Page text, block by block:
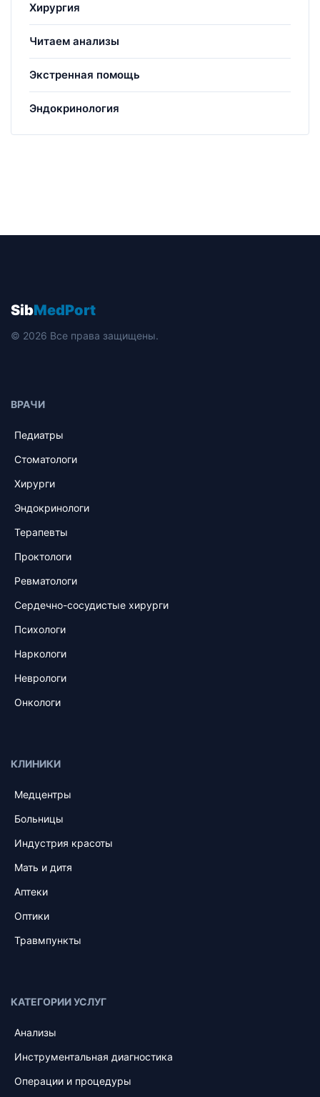
Хирургия
Читаем анализы
Экстренная помощь
Эндокринология
SibMedPort
© 2026 Все права защищены.
ВРАЧИ
Педиатры
Стоматологи
Хирурги
Эндокринологи
Терапевты
Проктологи
Ревматологи
Сердечно-сосудистые хирурги
Психологи
Наркологи
Неврологи
Онкологи
КЛИНИКИ
Медцентры
Больницы
Индустрия красоты
Мать и дитя
Аптеки
Оптики
Травмпункты
КАТЕГОРИИ УСЛУГ
Анализы
Инструментальная диагностика
Операции и процедуры